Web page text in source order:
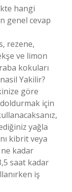
hangi
genel cevap
rezene,
ve limon
kokuları
Yakilir?
göre
için
yağla
kibrit veya
kadar
saat kadar
iş